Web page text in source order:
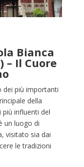
Bianca
– Il Cuore
dei più importanti
della
più influenti del
un luogo di
visitato sia dai
le tradizioni